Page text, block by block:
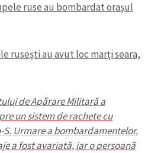
ruse au bombardat orașul
rusești au avut loc marți seara,
de Apărare Militară a
un sistem de rachete cu
Urmare a bombardamentelor,
a fost avariată, iar o persoană